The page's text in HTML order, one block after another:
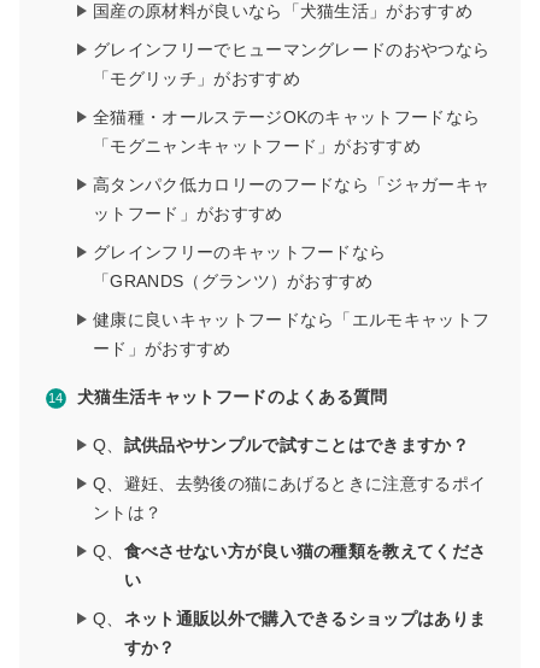
国産の原材料が良いなら「犬猫生活」がおすすめ
グレインフリーでヒューマングレードのおやつなら
「モグリッチ」がおすすめ
全猫種・オールステージOKのキャットフードなら
「モグニャンキャットフード」がおすすめ
高タンパク低カロリーのフードなら「ジャガーキャ
ットフード」がおすすめ
グレインフリーのキャットフードなら
「GRANDS（グランツ）がおすすめ
健康に良いキャットフードなら「エルモキャットフ
ード」がおすすめ
犬猫生活キャットフードのよくある質問
Q、 試供品やサンプルで試すことはできますか？
Q、避妊、去勢後の猫にあげるときに注意するポイ
ントは？
Q、 食べさせない方が良い猫の種類を教えてくださ
い
Q、 ネット通販以外で購入できるショップはありま
すか？